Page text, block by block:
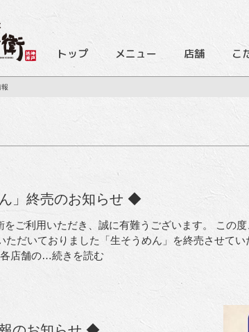
トップ メニュー 店舗 こ
」終売のお知らせ ◆
をご利用いただき、誠に有難うございます。 この度
ただいておりました「生そうめん」を終売させて
店舗の…続きを読む